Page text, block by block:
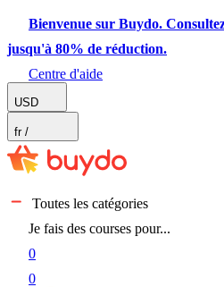
Bienvenue sur Buydo.
jusqu'à 80% de réduction.
Centre d'aide
USD
fr /
Toutes les catégories
Je fais des courses pour...
0
0